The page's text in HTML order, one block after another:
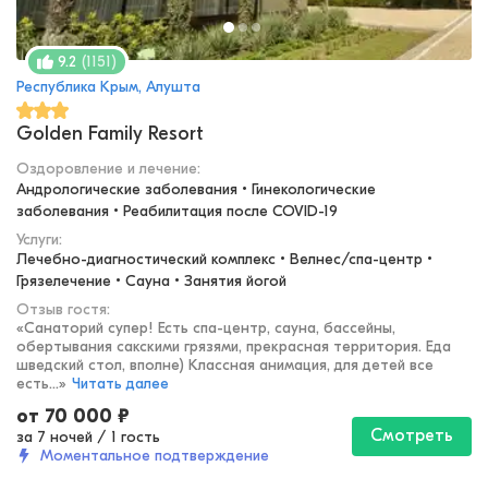
9.2 (1151)
Республика Крым, Алушта
Golden Family Resort
Оздоровление и лечение:
Андрологические заболевания • Гинекологические
заболевания • Реабилитация после COVID-19
Услуги:
Лечебно-диагностический комплекс • Велнес/спа-центр •
Грязелечение • Сауна • Занятия йогой
Отзыв гостя:
«Санаторий супер! Есть спа-центр, сауна, бассейны,
обертывания сакскими грязями, прекрасная территория. Еда
шведский стол, вполне) Классная анимация, для детей все
есть...» Читать далее
от 70 000 ₽
за 7 ночей / 1 гость
Моментальное подтверждение
Смотреть